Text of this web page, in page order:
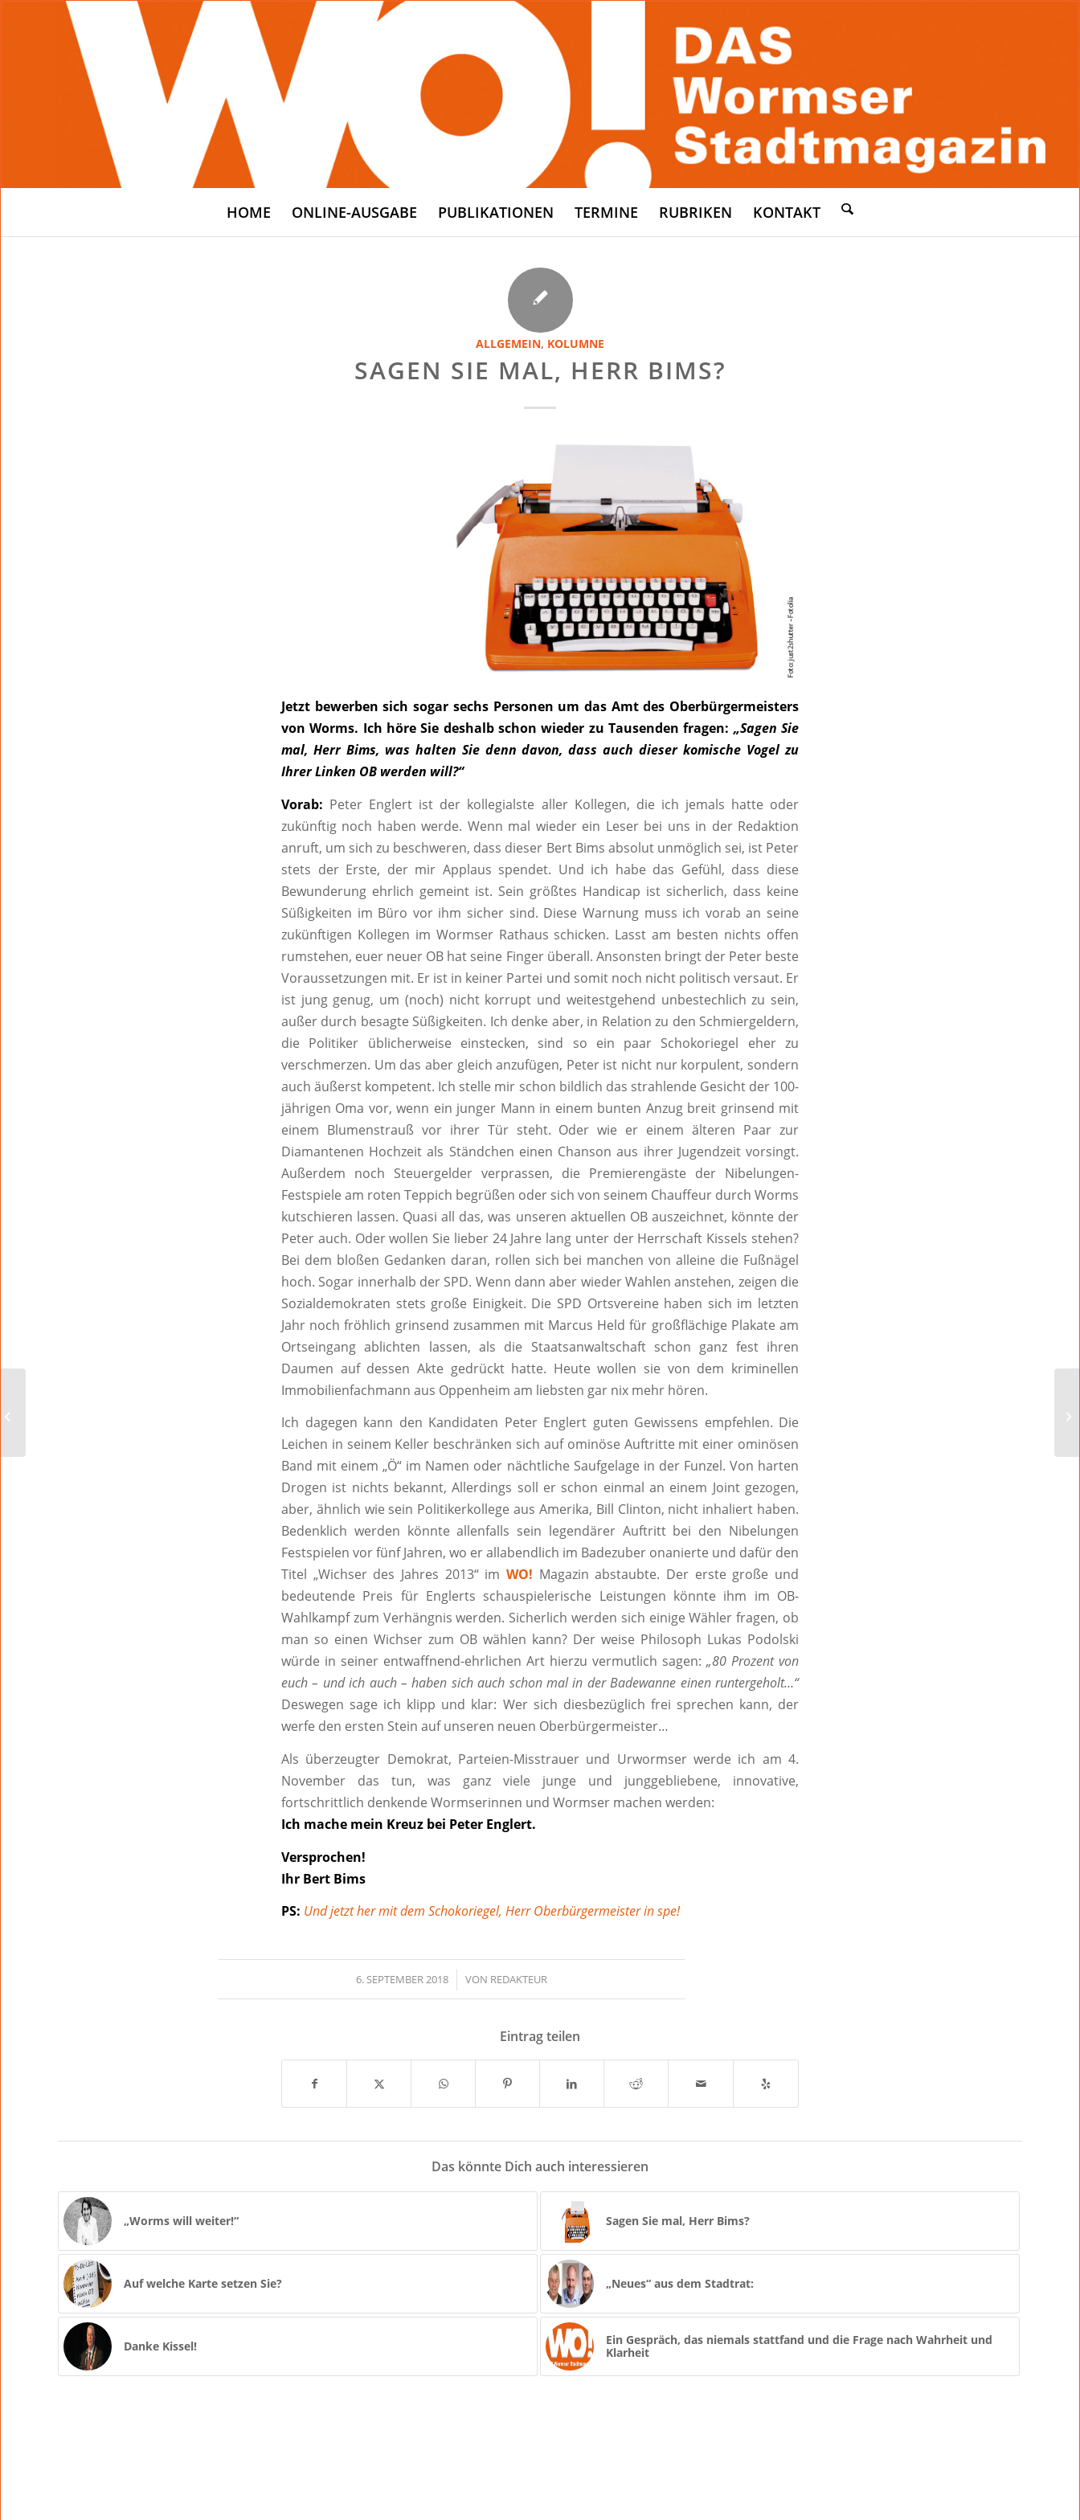
HOME ONLINE-AUSGABE PUBLIKATIONEN TERMINE RUBRIKEN KONTAKT
ALLGEMEIN, KOLUMNE
SAGEN SIE MAL, HERR BIMS?
Jetzt bewerben sich sogar sechs Personen um das Amt des Oberbürgermeisters
von Worms. Ich höre Sie deshalb schon wieder zu Tausenden fragen: „Sagen Sie
mal, Herr Bims, was halten Sie denn davon, dass auch dieser komische Vogel zu
Ihrer Linken OB werden will?“
Vorab: Peter Englert ist der kollegialste aller Kollegen, die ich jemals hatte oder
zukünftig noch haben werde. Wenn mal wieder ein Leser bei uns in der Redaktion
anruft, um sich zu beschweren, dass dieser Bert Bims absolut unmöglich sei, ist Peter
stets der Erste, der mir Applaus spendet. Und ich habe das Gefühl, dass diese
Bewunderung ehrlich gemeint ist. Sein größtes Handicap ist sicherlich, dass keine
Süßigkeiten im Büro vor ihm sicher sind. Diese Warnung muss ich vorab an seine
zukünftigen Kollegen im Wormser Rathaus schicken. Lasst am besten nichts offen
rumstehen, euer neuer OB hat seine Finger überall. Ansonsten bringt der Peter beste
Voraussetzungen mit. Er ist in keiner Partei und somit noch nicht politisch versaut. Er
ist jung genug, um (noch) nicht korrupt und weitestgehend unbestechlich zu sein,
außer durch besagte Süßigkeiten. Ich denke aber, in Relation zu den Schmiergeldern,
die Politiker üblicherweise einstecken, sind so ein paar Schokoriegel eher zu
verschmerzen. Um das aber gleich anzufügen, Peter ist nicht nur korpulent, sondern
auch äußerst kompetent. Ich stelle mir schon bildlich das strahlende Gesicht der 100-
jährigen Oma vor, wenn ein junger Mann in einem bunten Anzug breit grinsend mit
einem Blumenstrauß vor ihrer Tür steht. Oder wie er einem älteren Paar zur
Diamantenen Hochzeit als Ständchen einen Chanson aus ihrer Jugendzeit vorsingt.
Außerdem noch Steuergelder verprassen, die Premierengäste der Nibelungen-
Festspiele am roten Teppich begrüßen oder sich von seinem Chauffeur durch Worms
kutschieren lassen. Quasi all das, was unseren aktuellen OB auszeichnet, könnte der
Peter auch. Oder wollen Sie lieber 24 Jahre lang unter der Herrschaft Kissels stehen?
Bei dem bloßen Gedanken daran, rollen sich bei manchen von alleine die Fußnägel
hoch. Sogar innerhalb der SPD. Wenn dann aber wieder Wahlen anstehen, zeigen die
Sozialdemokraten stets große Einigkeit. Die SPD Ortsvereine haben sich im letzten
Jahr noch fröhlich grinsend zusammen mit Marcus Held für großflächige Plakate am
Ortseingang ablichten lassen, als die Staatsanwaltschaft schon ganz fest ihren
Daumen auf dessen Akte gedrückt hatte. Heute wollen sie von dem kriminellen
Immobilienfachmann aus Oppenheim am liebsten gar nix mehr hören.
Ich dagegen kann den Kandidaten Peter Englert guten Gewissens empfehlen. Die
Leichen in seinem Keller beschränken sich auf ominöse Auftritte mit einer ominösen
Band mit einem „Ö“ im Namen oder nächtliche Saufgelage in der Funzel. Von harten
Drogen ist nichts bekannt, Allerdings soll er schon einmal an einem Joint gezogen,
aber, ähnlich wie sein Politikerkollege aus Amerika, Bill Clinton, nicht inhaliert haben.
Bedenklich werden könnte allenfalls sein legendärer Auftritt bei den Nibelungen
Festspielen vor fünf Jahren, wo er allabendlich im Badezuber onanierte und dafür den
Titel „Wichser des Jahres 2013“ im WO! Magazin abstaubte. Der erste große und
bedeutende Preis für Englerts schauspielerische Leistungen könnte ihm im OB-
Wahlkampf zum Verhängnis werden. Sicherlich werden sich einige Wähler fragen, ob
man so einen Wichser zum OB wählen kann? Der weise Philosoph Lukas Podolski
würde in seiner entwaffnend-ehrlichen Art hierzu vermutlich sagen:„80 Prozent von
euch – und ich auch – haben sich auch schon mal in der Badewanne einen runtergeholt…“
Deswegen sage ich klipp und klar: Wer sich diesbezüglich frei sprechen kann, der
werfe den ersten Stein auf unseren neuen Oberbürgermeister…
Als überzeugter Demokrat, Parteien-Misstrauer und Urwormser werde ich am 4.
November das tun, was ganz viele junge und junggebliebene, innovative,
fortschrittlich denkende Wormserinnen und Wormser machen werden:
Ich mache mein Kreuz bei Peter Englert.
Versprochen!
Ihr Bert Bims
PS: Und jetzt her mit dem Schokoriegel, Herr Oberbürgermeister in spe!
6. SEPTEMBER 2018
/ VON REDAKTEUR
Eintrag teilen
Das könnte Dich auch interessieren
„Worms will weiter!“ Sagen Sie mal, Herr Bims?
Auf welche Karte setzen Sie? „Neues“ aus dem Stadtrat:
Danke Kissel!
Ein Gespräch, das niemals stattfand und die Frage nach Wahrheit und
Klarheit